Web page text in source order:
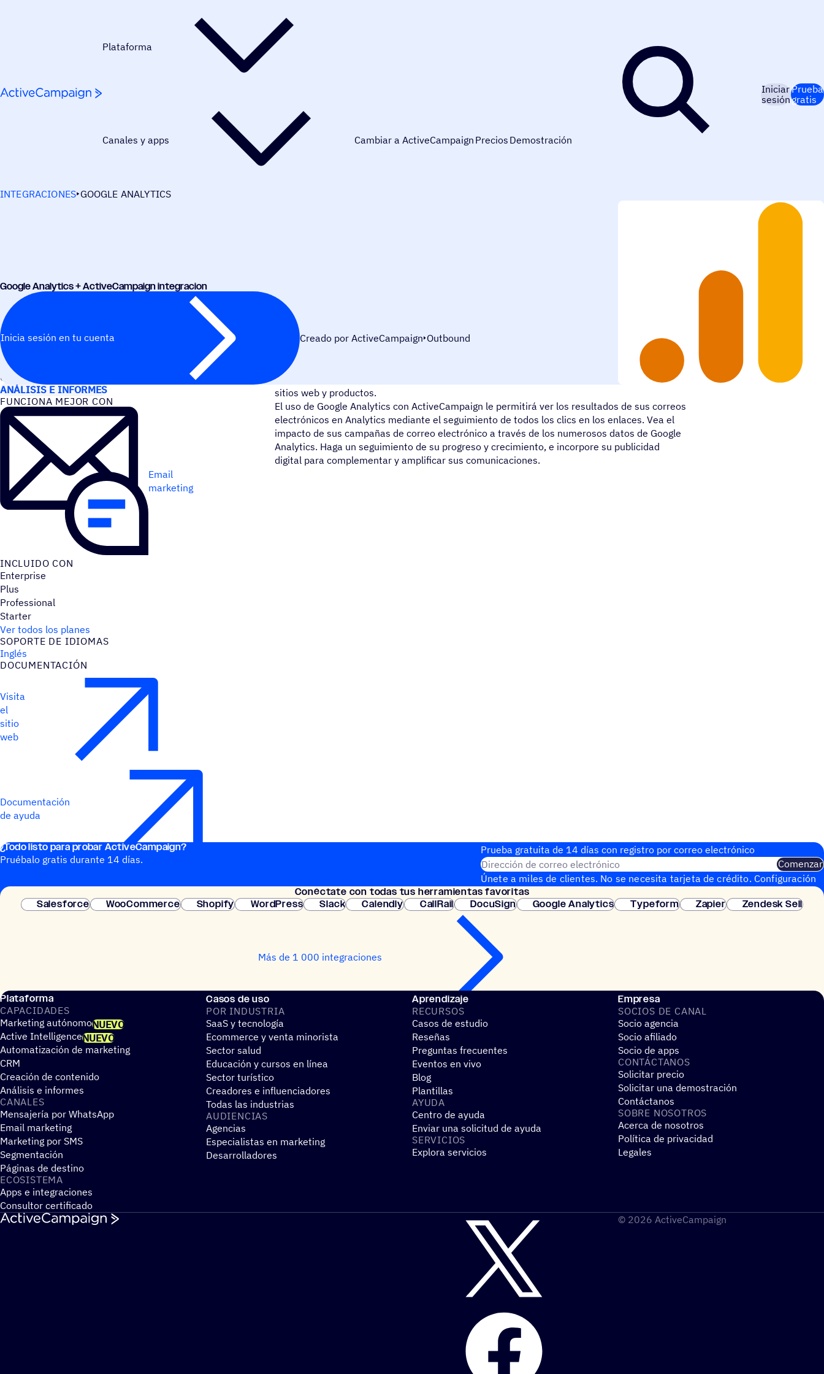
Plataforma
Canales y apps Cambiar a ActiveCampaign Precios Demostración
Iniciar
sesión
Prueba
gratis
INTEGRACIONES GOOGLE ANALYTICS
Google Analy­tics + ActiveCampaign integracion
Inicia sesión en tu cuenta Creado por ActiveCampaign Outbound
CASOS DE USO
ANÁLISIS E INFORMES
FUNCIONA MEJOR CON
Email
marketing
INCLUIDO CON
Enterprise
Plus
Professional
Starter
Ver todos los planes
SOPORTE DE IDIOMAS
Inglés
DOCU­MEN­TA­CIÓN
Visita
el
sitio
web
Documentación
de ayuda
Google Analytics proporciona información clave que ayuda a impulsar la evolución de sus
sitios web y productos.
El uso de Google Analytics con ActiveCampaign le permitirá ver los resultados de sus correos
electrónicos en Analytics mediante el seguimiento de todos los clics en los enlaces. Vea el
impacto de sus campañas de correo electrónico a través de los numerosos datos de Google
Analytics. Haga un seguimiento de su progreso y crecimiento, e incorpore su publicidad
digital para complementar y amplificar sus comunicaciones.
¿Todo listo para probar ActiveCampaign?
Pruébalo gratis durante 14 días.
Prueba gratuita de 14 días con regis­tro por correo electrónico
Dirección de correo electrónico
Comenzar
Únete a miles de clientes. No se necesita tarjeta de crédito. Configuración
instantánea.
Conéc­tate con todas tus herramientas favoritas
Salesforce
WooCommerce Shopify WordPress Slack Calendly CallRail DocuSign Google Analytics Typeform Zapier Zendesk Sell
Más de 1 000 integraciones
Plataforma
CAPA­CI­DA­DES
Marketing autónomoNUEVO
Active IntelligenceNUEVO
Automatización de marketing
CRM
Creación de contenido
Análisis e informes
CANALES
Mensajería por WhatsApp
Email marketing
Marketing por SMS
Segmentación
Páginas de destino
ECOSIS­TEMA
Apps e integraciones
Consultor certificado
Casos de uso
POR INDUS­TRIA
SaaS y tecnología
Ecommerce y venta minorista
Sector salud
Educación y cursos en línea
Sector turístico
Creadores e influenciadores
Todas las industrias
AUDIEN­CIAS
Agencias
Especialistas en marketing
Desarrolladores
Aprendizaje
RECUR­SOS
Casos de estudio
Reseñas
Preguntas frecuentes
Eventos en vivo
Blog
Plantillas
AYUDA
Centro de ayuda
Enviar una solicitud de ayuda
SERVI­CIOS
Explora servicios
Empresa
SOCIOS DE CANAL
Socio agencia
Socio afiliado
Socio de apps
CONTÁC­TA­NOS
Solicitar precio
Solicitar una demostración
Contáctanos
SOBRE NOSO­TROS
Acerca de nosotros
Política de privacidad
Legales
© 2026 ActiveCampaign